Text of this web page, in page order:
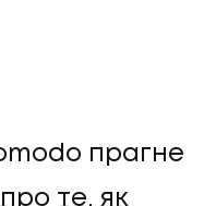
прагне
те, як